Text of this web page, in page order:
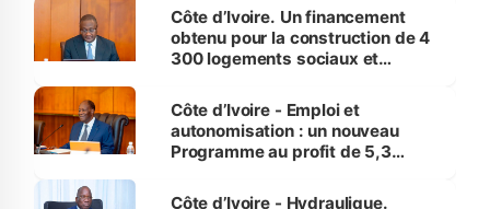
Côte d’Ivoire. Un financement
obtenu pour la construction de 4
300 logements sociaux et
et Yamoussoukro
Côte d’Ivoire - Emploi et
autonomisation : un nouveau
Programme au profit de 5,3
Côte d’Ivoire - Hydraulique.